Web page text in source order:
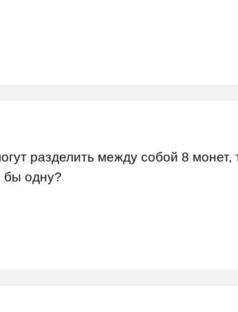
разделить между собой 8 монет,
бы одну?